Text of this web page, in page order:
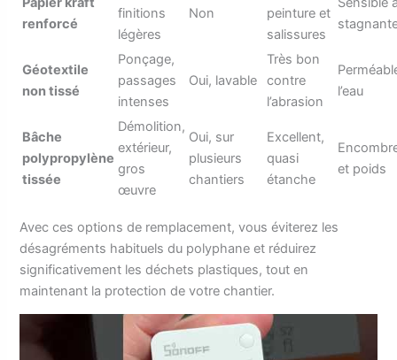
renforcé
finitions
légères
Non
peinture et
salissures
Géotextile
non tissé
Ponçage,
passages
intenses
Oui, lavable
Très bon
contre
l’abrasion
l’eau
Bâche
polypropylène
tissée
Démolition,
extérieur,
gros
œuvre
Oui, sur
plusieurs
chantiers
Excellent,
quasi
étanche
et poids
Avec ces options de remplacement, vous éviterez les
désagréments habituels du polyphane et réduirez
significativement les déchets plastiques, tout en
maintenant la protection de votre chantier.